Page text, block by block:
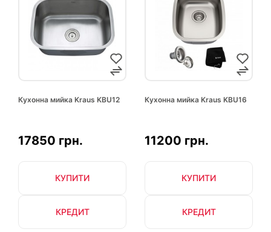
Кухонна мийка Kraus KBU12
17850 грн.
КУПИТИ
КРЕДИТ
Кухонна мийка Kraus KBU16
11200 грн.
КУПИТИ
КРЕДИТ